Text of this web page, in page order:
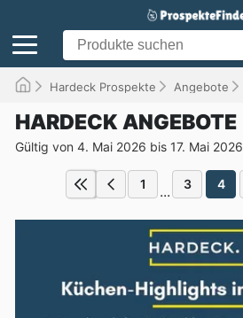
Hardeck Prospekte Angebote
HARDECK ANGEBOTE
Gültig von 4. Mai 2026 bis 17. Mai 2026
1 ... 3 4